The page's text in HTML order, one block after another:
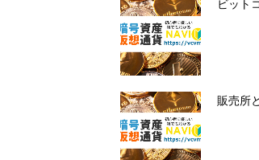
ビット
販売所